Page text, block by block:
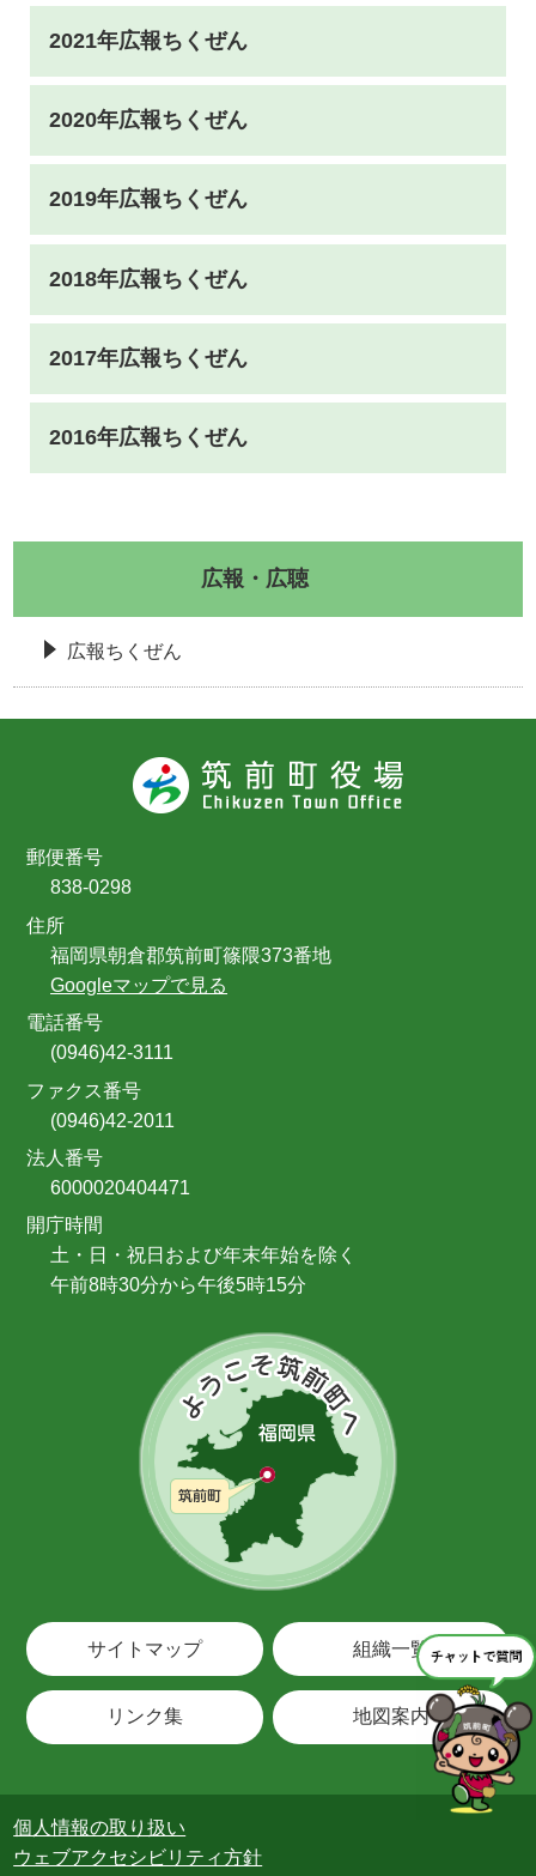
2021年広報ちくぜん
2020年広報ちくぜん
2019年広報ちくぜん
2018年広報ちくぜん
2017年広報ちくぜん
2016年広報ちくぜん
広報・広聴
広報ちくぜん
郵便番号
838-0298
住所
福岡県朝倉郡筑前町篠隈373番地
Googleマップで見る
電話番号
(0946)42-3111
ファクス番号
(0946)42-2011
法人番号
6000020404471
開庁時間
土・日・祝日および年末年始を除く
午前8時30分から午後5時15分
サイトマップ 組織一覧
リンク集 地図案内
個人情報の取り扱い
ウェブアクセシビリティ方針